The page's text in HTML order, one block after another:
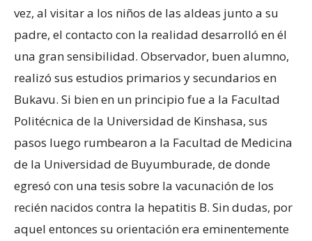
vez, al visitar a los niños de las aldeas junto a su
padre, el contacto con la realidad desarrolló en él
una gran sensibilidad. Observador, buen alumno,
realizó sus estudios primarios y secundarios en
Bukavu. Si bien en un principio fue a la Facultad
Politécnica de la Universidad de Kinshasa, sus
pasos luego rumbearon a la Facultad de Medicina
de la Universidad de Buyumburade, de donde
egresó con una tesis sobre la vacunación de los
recién nacidos contra la hepatitis B. Sin dudas, por
aquel entonces su orientación era eminentemente